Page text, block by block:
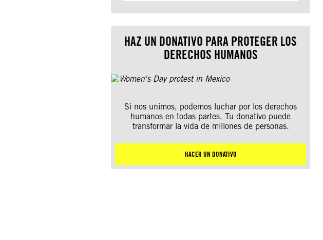
HAZ UN DONATIVO PARA PROTEGER LOS
DERECHOS HUMANOS
Si nos unimos, podemos luchar por los derechos
humanos en todas partes. Tu donativo puede
transformar la vida de millones de personas.
HACER UN DONATIVO